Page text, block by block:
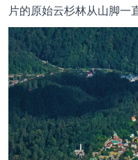
片的原始云杉林从山脚一